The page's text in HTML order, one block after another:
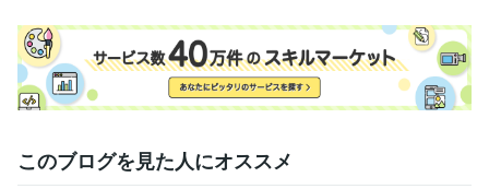
このブログを見た人にオススメ